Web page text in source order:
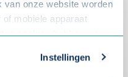
van onze website worden
mobiele apparaat
cookies hebben we uw
delen wij uw gegevens
Instellingen